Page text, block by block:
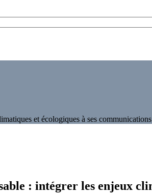
et écologiques à ses communications
: intégrer les enjeux